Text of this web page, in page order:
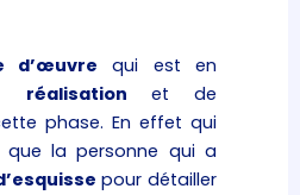
d’œuvre qui est en
réalisation et de
phase. En effet qui
que la personne qui a
pour détailler